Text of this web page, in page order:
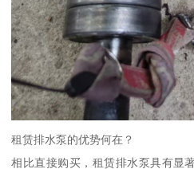
租赁排水泵的优势何在？
相比直接购买，租赁排水泵具有显